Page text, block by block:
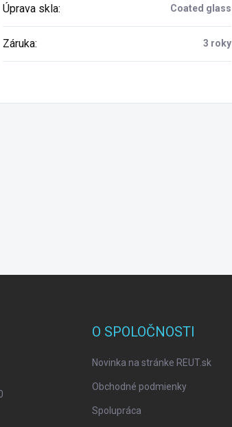
Úprava skla: Coated glass
Záruka: 3 roky
O SPOLOČNOSTI
Novinka na stránke REUT.sk
Obchodné podmienky
Spolupráca